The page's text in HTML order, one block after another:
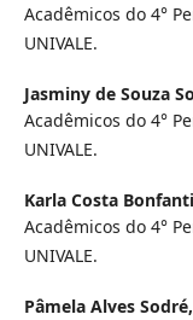
Acadêmicos do 4°
UNIVALE.
Jasminy de Souza
Acadêmicos do 4°
UNIVALE.
Karla Costa
Acadêmicos do 4°
UNIVALE.
Pâmela Alves Sodré,